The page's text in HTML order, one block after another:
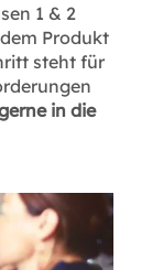
1 & 2
Produkt
steht für
in die